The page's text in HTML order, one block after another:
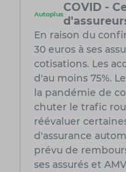
Autoplus
COVID -
En raison du
30 euros à ses
cotisations. Les
d'au moins 75%.
la pandémie de
chuter le trafic
réévaluer
d'assurance
prévu de
ses assurés et